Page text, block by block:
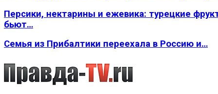
Персики, нектарины и ежевика: турецкие
бьют…
Семья из Прибалтики переехала в Россию и…